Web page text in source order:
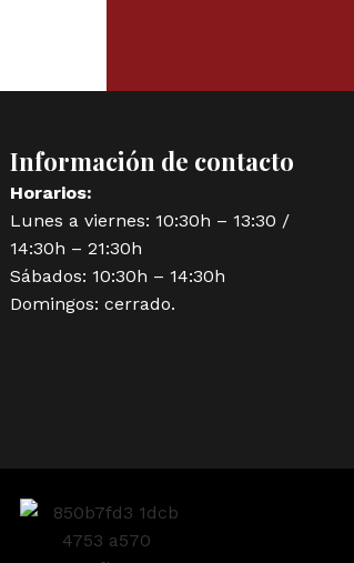
Información de contacto
Horarios:
Lunes a viernes: 10:30h – 13:30 /
14:30h – 21:30h
Sábados: 10:30h – 14:30h
Domingos: cerrado.